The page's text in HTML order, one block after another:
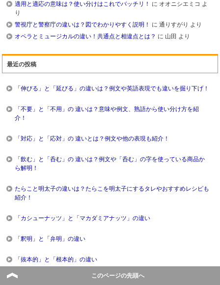
適用と適応の意味は？使い分けはこれでバッチリ！
に オオニシエミコ よ
り
警視庁と警察庁の違いは？図でわかりやすく説明！
に通りすがり より
オペラとミュージカルの違い！共通点と相違点とは？ に 山田 より
最近の投稿
「伸びる」と「延びる」の違いは？例文や英語表現でも違いを掘り下げ！
「不要」と「不用」の 違いは？意味や例文、熟語から使い分け方を紹
介！
「対応」と「応対」の 違いとは？例文や他の表現も紹介！
「飲む」と「呑む」の 違いは？例文や「呑む」の字を使っている商品か
ら解明！
たらこと明太子の違いは？たらこを明太子にするタレやおすすめレシピも
紹介！
「カシューナッツ」と「マカダミアナッツ」の違い
「釈明」と「弁明」の違い
「抜本的」と「根本的」の違い
「カシミア」と「ウール」の違い
このページの先頭へ